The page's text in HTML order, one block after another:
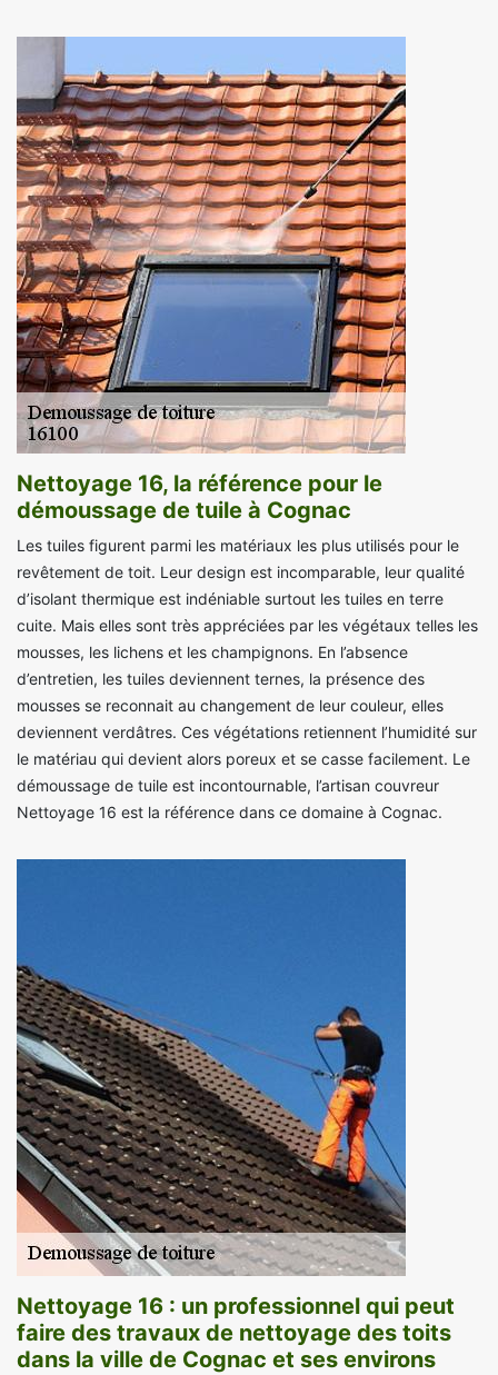
Nettoyage 16, la référence pour le
démoussage de tuile à Cognac
Les tuiles figurent parmi les matériaux les plus utilisés pour le
revêtement de toit. Leur design est incomparable, leur qualité
d’isolant thermique est indéniable surtout les tuiles en terre
cuite. Mais elles sont très appréciées par les végétaux telles les
mousses, les lichens et les champignons. En l’absence
d’entretien, les tuiles deviennent ternes, la présence des
mousses se reconnait au changement de leur couleur, elles
deviennent verdâtres. Ces végétations retiennent l’humidité sur
le matériau qui devient alors poreux et se casse facilement. Le
démoussage de tuile est incontournable, l’artisan couvreur
Nettoyage 16 est la référence dans ce domaine à Cognac.
Nettoyage 16 : un professionnel qui peut
faire des travaux de nettoyage des toits
dans la ville de Cognac et ses environs